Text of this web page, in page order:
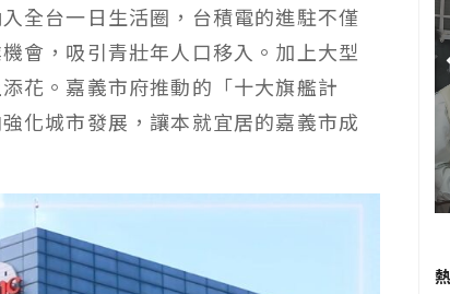
全台一日生活圈，台積電的進駐不僅
會，吸引青壯年人口移入。加上大型
花。嘉義市府推動的「十大旗艦計
化城市發展，讓本就宜居的嘉義市成